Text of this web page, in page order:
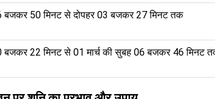
बजकर 50 मिनट से दोपहर 03 बजकर 27 मिनट तक
बजकर 22 मिनट से 01 मार्च की सुबह 06 बजकर 46 मिनट